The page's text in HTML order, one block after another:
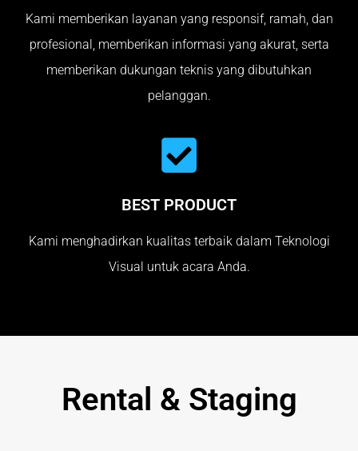
Kami memberikan layanan yang responsif, ramah, dan
profesional, memberikan informasi yang akurat, serta
memberikan dukungan teknis yang dibutuhkan
pelanggan.
BEST PRODUCT
Kami menghadirkan kualitas terbaik dalam Teknologi
Visual untuk acara Anda.
Rental & Staging